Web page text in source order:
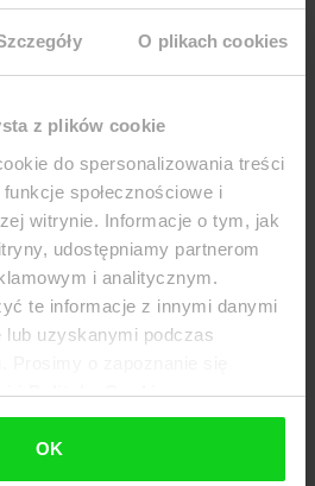
O plikach cookies
z plików cookie
do spersonalizowania treści
społecznościowe i
witrynie. Informacje o tym, jak
udostępniamy partnerom
i analitycznym.
te informacje z innymi danymi
lub uzyskanymi podczas
i Polityką Cookies
OK
DIGI SM-5100EV 6/15 kg
zł(netto:4 720,00 zł)
Do koszyka